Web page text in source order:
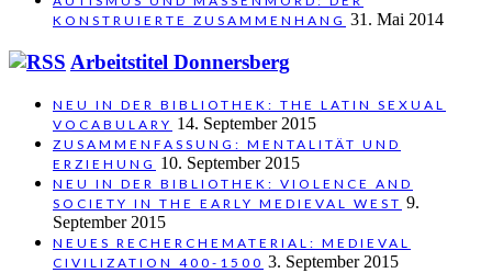
KONSTRUIERTE ZUSAMMENHANG 31. Mai 2014
Arbeitstitel Donnersberg
NEU IN DER BIBLIOTHEK: THE LATIN SEXUAL
VOCABULARY 14. September 2015
ZUSAMMENFASSUNG: MENTALITÄT UND
ERZIEHUNG 10. September 2015
NEU IN DER BIBLIOTHEK: VIOLENCE AND
SOCIETY IN THE EARLY MEDIEVAL WEST 9.
September 2015
NEUES RECHERCHEMATERIAL: MEDIEVAL
CIVILIZATION 400-1500 3. September 2015